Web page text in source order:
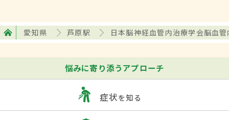
愛知県 芦原駅 日本脳神経血管内治療学会脳血
悩みに寄り添うアプローチ
症状を知る